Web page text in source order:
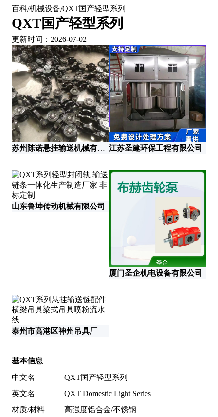
百科/机械设备/QXT国产轻型系列
QXT国产轻型系列
更新时间：2026-07-02
苏州陈诺悬挂输送机械有限公司 江苏圣建环保工程有限公司
山东鲁坤传动机械有限公司
厦门圣企机电设备有限公司
泰州市高港区神州吊具厂
基本信息
中文名
QXT国产轻型系列
英文名
QXT Domestic Light Series
材质/材料
高强度铝合金/不锈钢